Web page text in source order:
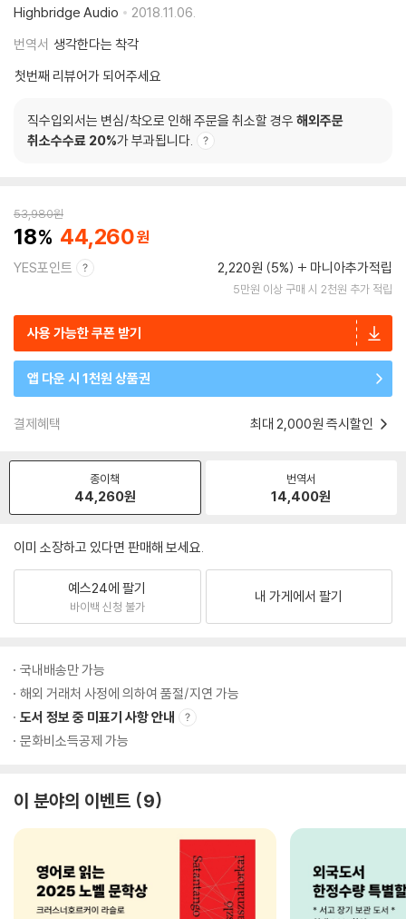
Highbridge Audio
2018.11.06.
번역서 생각한다는 착각
첫번째 리뷰어가 되어주세요
직수입외서는 변심/착오로 인해 주문을 취소할 경우 해외주문
취소수수료 20%가 부과됩니다.
53,980원
18 44,260
YES포인트 2,220원 (5%) 마니아추가적립
5만원 이상 구매 시 2천원 추가 적립
사용 가능한 쿠폰 받기
앱 다운 시 1천원 상품권
결제혜택 최대 2,000원 즉시할인
종이책
44,260원
번역서
14,400원
이미 소장하고 있다면 판매해 보세요.
예스24에 팔기
바이백 신청 불가
내 가게에서 팔기
국내배송만 가능
해외 거래처 사정에 의하여 품절/지연 가능
도서 정보 중 미표기 사항 안내
문화비소득공제 가능
이 분야의 이벤트 9